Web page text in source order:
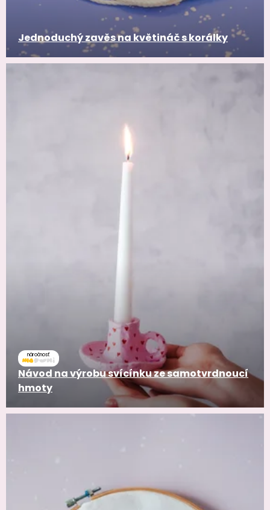
Jednoduchý zavěs na květináč s korálky
náročnosť
Návod na výrobu svícínku ze samotvrdnoucí
hmoty